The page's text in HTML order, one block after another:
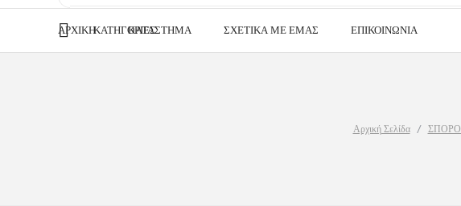
ΚΑΤΗΓΟΡΊΕΣ
ΑΡΧΙΚΉ ΚΑΤΆΣΤΗΜΑ ΣΧΕΤΙΚΆ ΜΕ ΕΜΆΣ ΕΠΙΚΟΙΝΩΝΊΑ
Αρχική Σελίδα / ΣΠΟΡΟΙ